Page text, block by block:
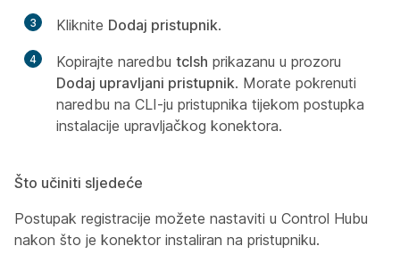
3 Kliknite Dodaj pristupnik.
4 Kopirajte naredbu tclsh prikazanu u prozoru
Dodaj upravljani pristupnik. Morate pokrenuti
naredbu na CLI-ju pristupnika tijekom postupka
instalacije upravljačkog konektora.
Što učiniti sljedeće
Postupak registracije možete nastaviti u Control Hubu
nakon što je konektor instaliran na pristupniku.